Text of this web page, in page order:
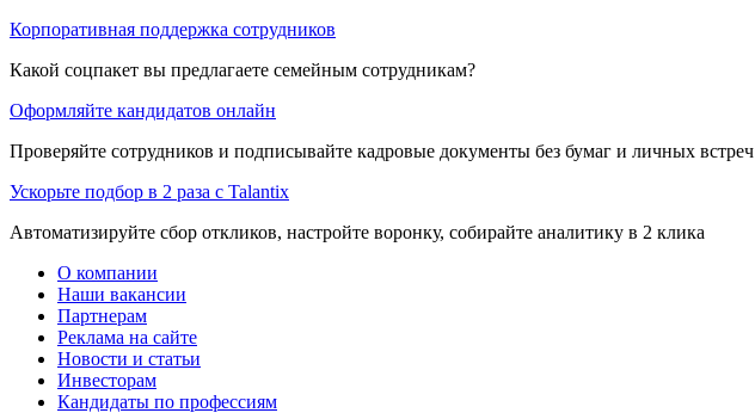
Корпоративная поддержка сотрудников
Какой соцпакет вы предлагаете семейным сотрудникам?
Оформляйте кандидатов онлайн
Проверяйте сотрудников и подписывайте кадровые документы без бумаг и личных встреч
Ускорьте подбор в 2 раза с Talantix
Автоматизируйте сбор откликов, настройте воронку, собирайте аналитику в 2 клика
О компании
Наши вакансии
Партнерам
Реклама на сайте
Новости и статьи
Инвесторам
Кандидаты по профессиям